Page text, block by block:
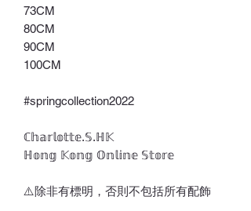
73CM
80CM
90CM
100CM
#springcollection2022
ℂ𝕙𝕒𝕣𝕝𝕠𝕥𝕥𝕖.𝕊.ℍ𝕂
ℍ𝕠𝕟𝕘 𝕂𝕠𝕟𝕘 𝕆𝕟𝕝𝕚𝕟𝕖 𝕊𝕥𝕠𝕣𝕖
⚠️除非有標明，否則不包括所有配飾